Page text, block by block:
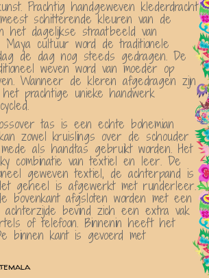
Prachtig handgeweven klederdracht
schitterende kleuren van de
het dagelijkse straatbeeld van
cultuur word de traditionele
de dag nog steeds gedragen. De
weven word van moeder op
Wanneer de kleren afgedragen zijn
prachtige unieke handwerk
tas is een echte bohemian
zowel kruislings over de schouder
als handtas gebruikt worden. Het
combinatie van textiel en leer. De
geweven textiel, de achterpand is
geheel is afgewerkt met runderleer.
bovenkant afgsloten worden met een
bevind zich een extra vak
of telefoon. Binnenin heeft het
binnen kant is gevoerd met